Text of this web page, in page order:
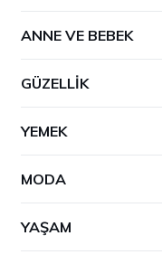
ANNE VE BEBEK
GÜZELLIK
YEMEK
MODA
YAŞAM